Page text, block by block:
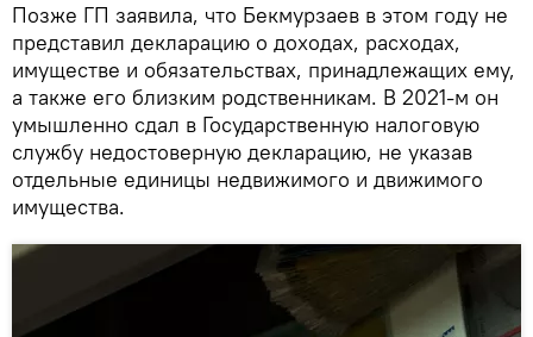
Позже ГП заявила, что Бекмурзаев в этом году не
представил декларацию о доходах, расходах,
имуществе и обязательствах, принадлежащих ему,
а также его близким родственникам. В 2021-м он
умышленно сдал в Государственную налоговую
службу недостоверную декларацию, не указав
отдельные единицы недвижимого и движимого
имущества.